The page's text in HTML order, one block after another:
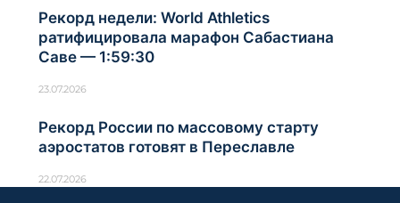
Рекорд недели: World Athletics
ратифицировала марафон Сабастиана
Саве — 1:59:30
23.07.2026
Рекорд России по массовому старту
аэростатов готовят в Переславле
22.07.2026